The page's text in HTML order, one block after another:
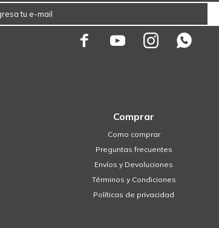
Comprar
Como comprar
Preguntas frecuentes
Envíos y Devoluciones
Términos y Condiciones
Políticas de privacidad
   